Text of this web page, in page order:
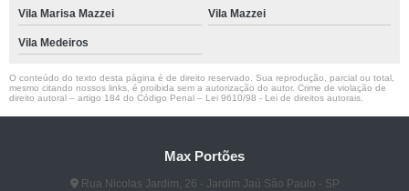
Vila Marisa Mazzei Vila Mazzei
Vila Medeiros
O conteúdo do texto desta página é de direito reservado. Sua reprodução, parcial ou total,
mesmo citando nossos links, é proibida sem a autorização do autor. Crime de violação de
direito autoral – artigo 184 do Código Penal – Lei 9610/98 - Lei de direitos autorais
Max Portões
Rua Nicolas Jardim, 26 - Jardim Jaú São Paulo - SP